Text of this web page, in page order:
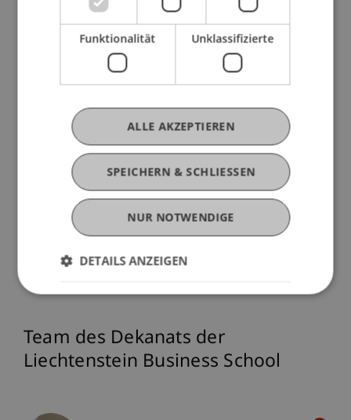
Neue Studie der Universität
Liechtenstein: KI prägt den
Arbeitsmarkt, Cloud Computing bleibt
unverzichtbar
13. Juli 2026 Forschung Universität
Mehr News aus der Liechtenstein Business
Team des Dekanats der
Liechtenstein Business School
Funktionalität Unklassifizierte
SPEICHERN & SCHLIESSEN
ALLE AKZEPTIEREN
NUR NOTWENDIGE
DETAILS ANZEIGEN